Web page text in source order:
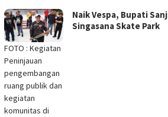
FOTO : Kegiatan
Peninjauan
pengembangan
ruang publik dan
kegiatan
komunitas di
Naik Vespa, Bupati
Singasana Skate Park